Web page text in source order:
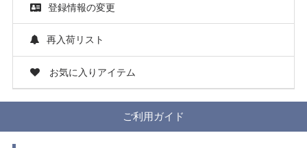
登録情報の変更
再入荷リスト
お気に入りアイテム
ご利用ガイド